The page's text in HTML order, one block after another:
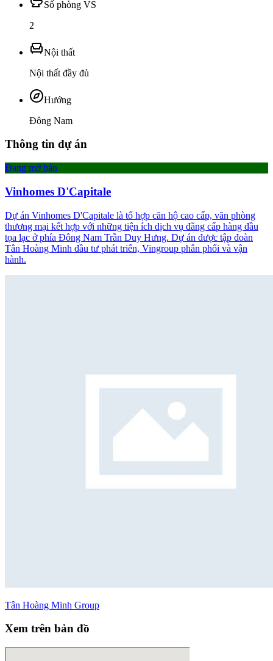
Số phòng VS
2
Nội thất
Nội thất đầy đủ
Hướng
Đông Nam
Thông tin dự án
Đang mở bán
Vinhomes D'Capitale
Dự án Vinhomes D'Capitale là tổ hợp căn hộ cao cấp, văn phòng
thương mại kết hợp với những tiện ích dịch vụ đẳng cấp hàng đầu
tọa lạc ở phía Đông Nam Trần Duy Hưng. Dự án được tập đoàn
Tân Hoàng Minh đầu tư phát triển, Vingroup phân phối và vận
hành.
Tân Hoàng Minh Group
Xem trên bản đồ